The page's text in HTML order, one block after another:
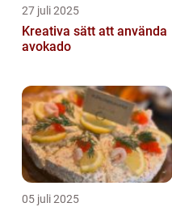
27 juli 2025
Kreativa sätt att använda
avokado
05 juli 2025